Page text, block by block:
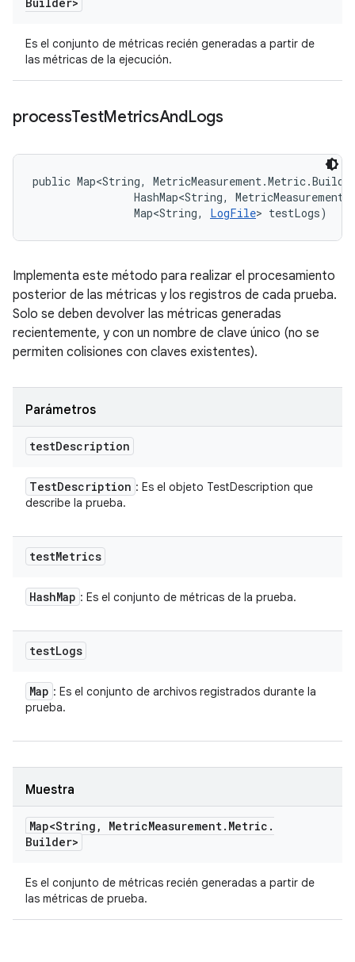
Es el conjunto de métricas recién generadas a partir de
las métricas de la ejecución.
processTestMetricsAndLogs
public Map<String,
HashMap<String,
                Map<String,
LogFile> testLogs)
Implementa este método para realizar el procesamiento
posterior de las métricas y los registros de cada prueba.
Solo se deben devolver las métricas generadas
recientemente, y con un nombre de clave único (no se
permiten colisiones con claves existentes).
Parámetros
testDescription
TestDescription : Es el objeto TestDescription que
describe la prueba.
testMetrics
HashMap : Es el conjunto de métricas de la prueba.
testLogs
Map : Es el conjunto de archivos registrados durante la
prueba.
Muestra
Map<String , MetricMeasurement. Metric .
Builder>
Es el conjunto de métricas recién generadas a partir de
las métricas de prueba.